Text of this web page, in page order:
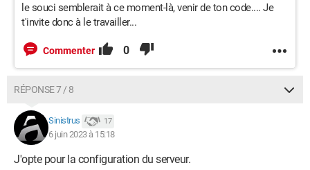
le souci semblerait à ce moment-là, venir de ton code.... Je
t'invite donc à le travailler...
Commenter 0
RÉPONSE 7 / 8
Sinistrus 17
6 juin 2023 à 15:18
J'opte pour la configuration du serveur.